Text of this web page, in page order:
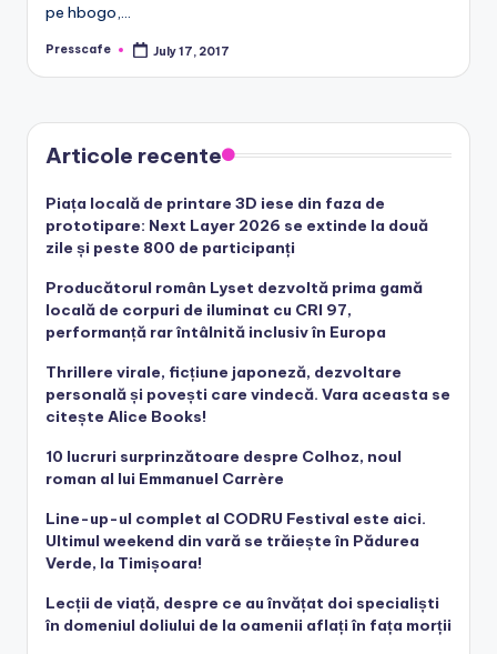
pe hbogo,…
Posted
Presscafe July 17, 2017
Articole recente
Piața locală de printare 3D iese din faza de
prototipare: Next Layer 2026 se extinde la două
zile și peste 800 de participanți
Producătorul român Lyset dezvoltă prima gamă
locală de corpuri de iluminat cu CRI 97,
performanță rar întâlnită inclusiv în Europa
Thrillere virale, ficțiune japoneză, dezvoltare
personală și povești care vindecă. Vara aceasta se
citește Alice Books!
10 lucruri surprinzătoare despre Colhoz, noul
roman al lui Emmanuel Carrère
Line-up-ul complet al CODRU Festival este aici.
Ultimul weekend din vară se trăiește în Pădurea
Verde, la Timișoara!
Lecții de viață, despre ce au învățat doi specialiști
în domeniul doliului de la oamenii aflați în fața morții